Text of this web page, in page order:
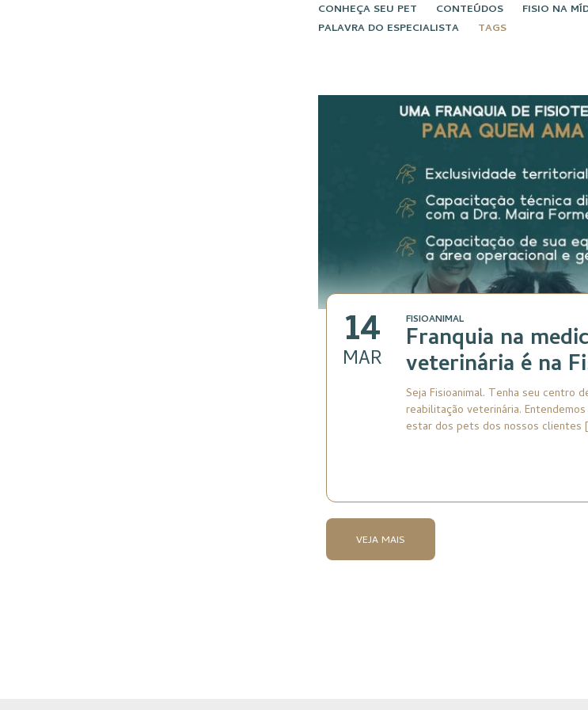
CONHEÇA SEU PET CONTEÚDOS FISIO NA
PALAVRA DO ESPECIALISTA
TAGS
14
MAR
FISIOANIMAL
Franquia na
veterinária é na
Seja Fisioanimal. Tenha seu centro
reabilitação veterinária.
estar dos pets dos nossos clientes
VEJA MAIS